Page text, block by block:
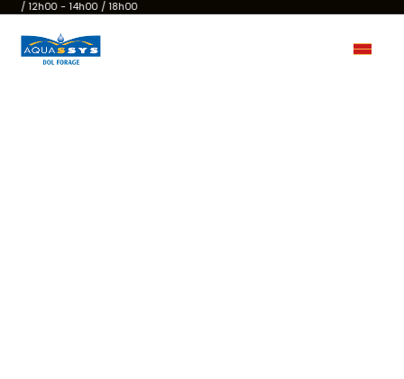
/ 12h00 - 14h00 / 18h00